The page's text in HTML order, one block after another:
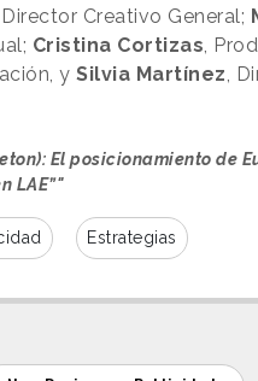
, Director Creativo General;
Cristina Cortizas ,
y Silvia Martínez ,
El posicionamiento de
LAE”"
Estrategias